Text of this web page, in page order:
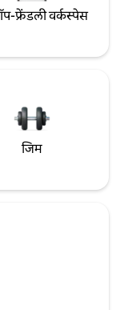
फ्रेंडली वर्कस्पेस
जिम